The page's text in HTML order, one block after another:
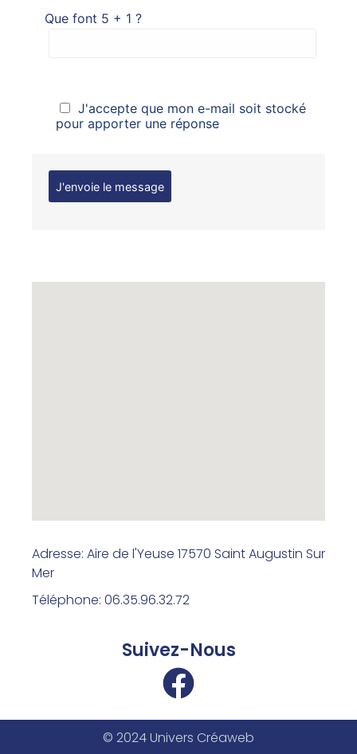
Que font 5 + 1 ?
J'accepte que mon e-mail soit stocké
pour apporter une réponse
Adresse: Aire de l'Yeuse 17570 Saint Augustin Sur
Mer
Téléphone: 06.35.96.32.72
Suivez-Nous
© 2024 Univers Créaweb